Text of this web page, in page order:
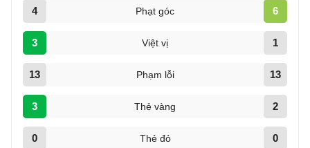
4 Phạt góc 6
3 Việt vị 1
13 Phạm lỗi 13
3 Thẻ vàng 2
0 Thẻ đỏ 0